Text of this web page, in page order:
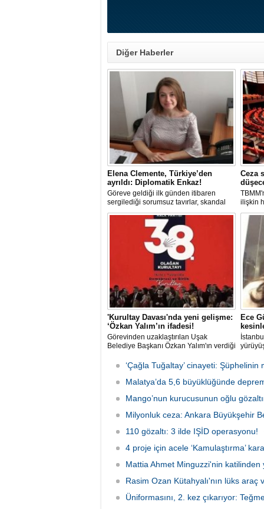
Diğer Haberler
Elena Clemente, Türkiye’den
ayrıldı: Diplomatik Enkaz!
Göreve geldiği ilk günden itibaren
sergilediği sorumsuz tavırlar, skandal
kararlar ve özellikle Türk öğrencilere
uyguladığı vize ambargosuyla tepkilerin
odağında olan İtalya’nın İstanbul
Başkonsolosu Elena Clemente’nin
Türkiye’deki görevi nihayet sona erdi.
Ceza
ilişkin
'Kurultay Davası'nda yeni gelişme:
‘Özkan Yalım’ın ifadesi!
Görevinden uzaklaştırılan Uşak
Belediye Başkanı Özkan Yalım'ın verdiği
girdi.
Ece
çeken
‘Çağla Tuğaltay’ cinayeti: Şüphelinin
Malatya’da 5,6 büyüklüğünde
Mango’nun kurucusunun oğlu
Milyonluk ceza: Ankara Büyükşehir
110 gözaltı: 3 ilde IŞİD operasyonu!
4 proje için acele ‘Kamulaştırma’
Mattia Ahmet Minguzzi'nin katilinden
Rasim Ozan Kütahyalı'nın lüks
Üniformasını, 2. kez çıkarıyor: